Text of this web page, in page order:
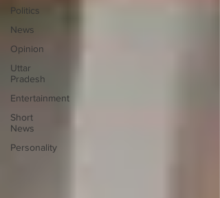
Politics
News
Opinion
Uttar
Pradesh
Entertainment
Short
News
Personality